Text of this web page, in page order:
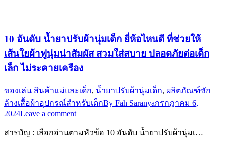
10 อันดับ น้ำยาปรับผ้านุ่มเด็ก ยี่ห้อไหนดี ที่ช่วยให้
เส้นใยผ้าฟูนุ่มน่าสัมผัส สวมใส่สบาย ปลอดภัยต่อเด็ก
เล็ก ไม่ระคายเครือง
ของเล่น สินค้าแม่และเด็ก, น้ำยาปรับผ้านุ่มเด็ก, ผลิตภัณฑ์ซัก
ล้างเสื้อผ้าอุปกรณ์สำหรับเด็กBy Fah Saranyaกรกฎาคม 6,
2024Leave a comment
สารบัญ : เลือกอ่านตามหัวข้อ 10 อันดับ น้ำยาปรับผ้านุ่มเ…